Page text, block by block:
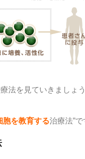
法を見ていきましょう
胞を教育する治療法”で